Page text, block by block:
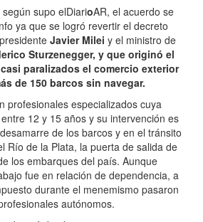
supo elDiarioAR, el acuerdo se
ya que se logró revertir el decreto
Javier Milei y el ministro de
Sturzenegger, y que originó el
paralizados el comercio exterior
de 150 barcos sin navegar.
profesionales especializados cuya
12 y 15 años y su intervención es
de los barcos y en el tránsito
Río de la Plata, la puerta de salida de
los embarques del país. Aunque
fue en relación de dependencia, a
durante el menemismo pasaron
autónomos.